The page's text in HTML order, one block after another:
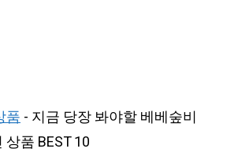
품- 지금 당장 봐야할 베베숲비
품 BEST 10